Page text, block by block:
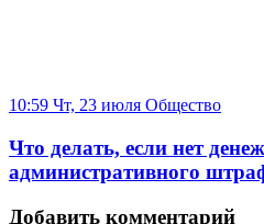
10:59 Чт, 23 июля Общество
Что делать, если нет
административного
Добавить комментарий